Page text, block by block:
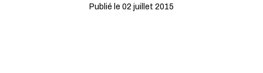
Publié le 02 juillet 2015